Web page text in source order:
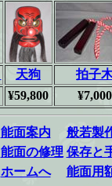
天狗
拍子
¥59,800 ¥7,000
能面案内
般若製
能面の修理 保存と
ホームへ
能面用